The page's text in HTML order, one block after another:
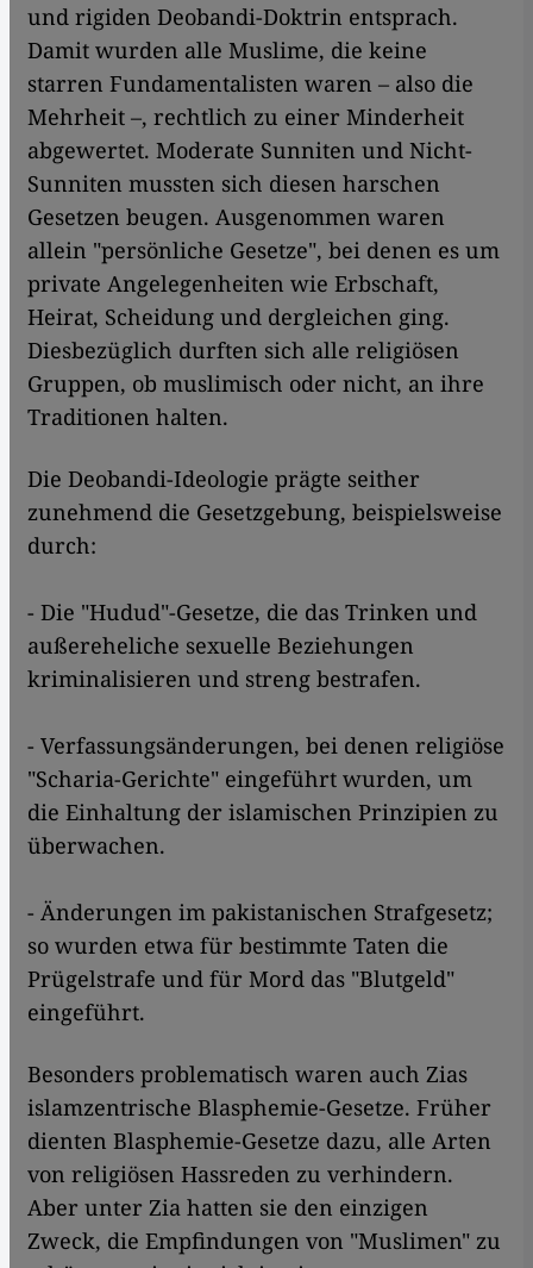
und rigiden Deobandi-Doktrin entsprach.
Damit wurden alle Muslime, die keine
starren Fundamentalisten waren – also die
Mehrheit –, rechtlich zu einer Minderheit
abgewertet. Moderate Sunniten und Nicht-
Sunniten mussten sich diesen harschen
Gesetzen beugen. Ausgenommen waren
allein "persönliche Gesetze", bei denen es um
private Angelegenheiten wie Erbschaft,
Heirat, Scheidung und dergleichen ging.
Diesbezüglich durften sich alle religiösen
Gruppen, ob muslimisch oder nicht, an ihre
Traditionen halten.
Die Deobandi-Ideologie prägte seither
zunehmend die Gesetzgebung, beispielsweise
durch:
- Die "Hudud"-Gesetze, die das Trinken und
außereheliche sexuelle Beziehungen
kriminalisieren und streng bestrafen.
- Verfassungsänderungen, bei denen religiöse
"Scharia-Gerichte" eingeführt wurden, um
die Einhaltung der islamischen Prinzipien zu
überwachen.
- Änderungen im pakistanischen Strafgesetz;
so wurden etwa für bestimmte Taten die
Prügelstrafe und für Mord das "Blutgeld"
eingeführt.
Besonders problematisch waren auch Zias
islamzentrische Blasphemie-Gesetze. Früher
dienten Blasphemie-Gesetze dazu, alle Arten
von religiösen Hassreden zu verhindern.
Aber unter Zia hatten sie den einzigen
Zweck, die Empfindungen von "Muslimen" zu